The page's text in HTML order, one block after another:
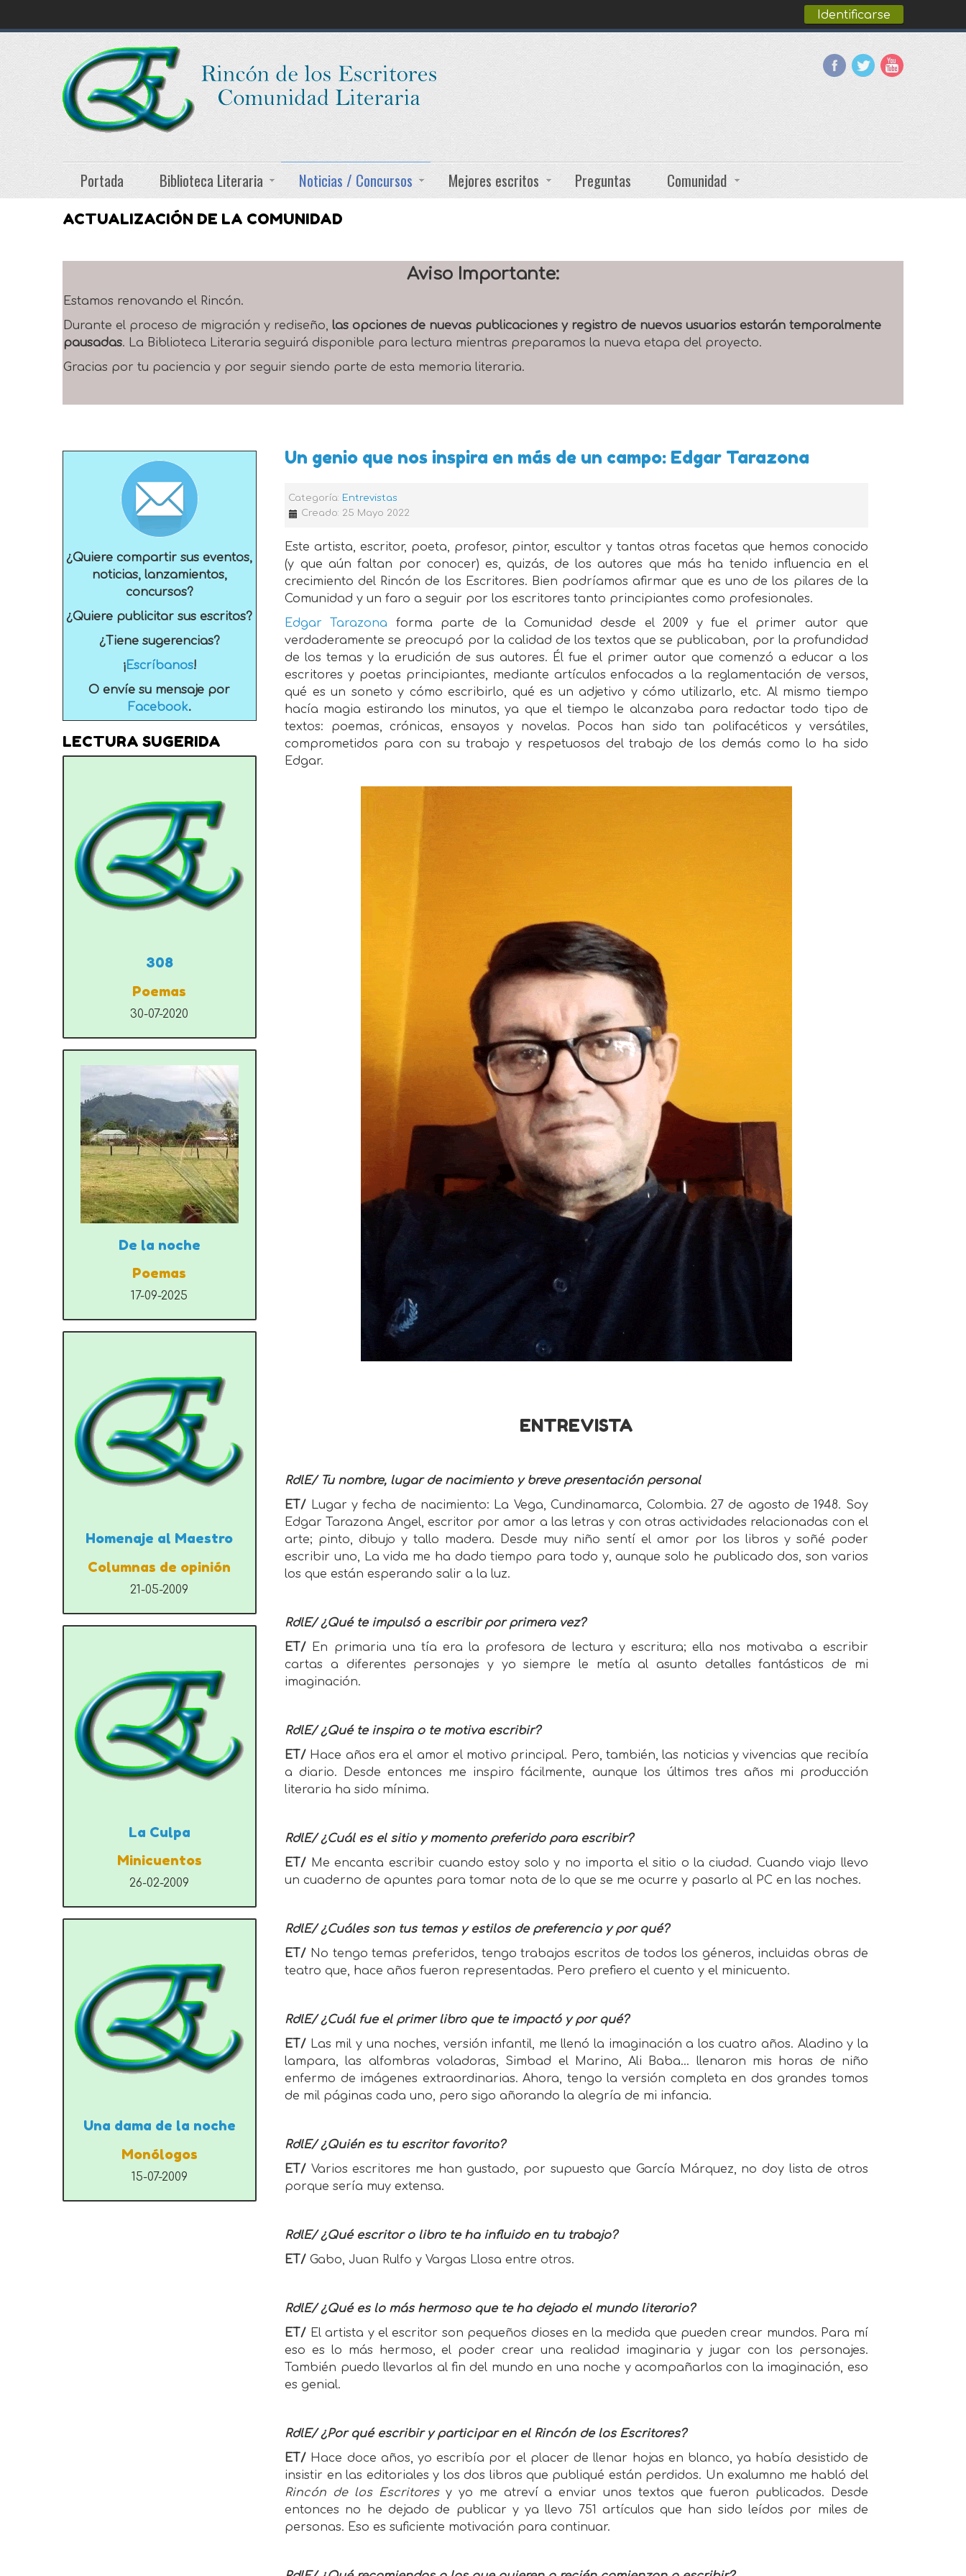
Identificarse
Portada Biblioteca Literaria Noticias / Concursos Mejores escritos Preguntas Comunidad
ACTUALIZACIÓN DE LA COMUNIDAD
Aviso Importante:
Estamos renovando el Rincón.
Durante el proceso de migración y rediseño, las opciones de nuevas publicaciones y registro de nuevos usuarios estarán temporalmente
pausadas. La Biblioteca Literaria seguirá disponible para lectura mientras preparamos la nueva etapa del proyecto.
Gracias por tu paciencia y por seguir siendo parte de esta memoria literaria.
Un genio que nos inspira en más de un campo: Edgar Tarazona
Categoría: Entrevistas
Creado: 25 Mayo 2022
Este artista, escritor, poeta, profesor, pintor, escultor y tantas otras facetas que hemos conocido
(y que aún faltan por conocer) es, quizás, de los autores que más ha tenido influencia en el
crecimiento del Rincón de los Escritores. Bien podríamos afirmar que es uno de los pilares de la
Comunidad y un faro a seguir por los escritores tanto principiantes como profesionales.
Edgar Tarazona forma parte de la Comunidad desde el 2009 y fue el primer autor que
verdaderamente se preocupó por la calidad de los textos que se publicaban, por la profundidad
de los temas y la erudición de sus autores. Él fue el primer autor que comenzó a educar a los
escritores y poetas principiantes, mediante artículos enfocados a la reglamentación de versos,
qué es un soneto y cómo escribirlo, qué es un adjetivo y cómo utilizarlo, etc. Al mismo tiempo
hacía magia estirando los minutos, ya que el tiempo le alcanzaba para redactar todo tipo de
textos: poemas, crónicas, ensayos y novelas. Pocos han sido tan polifacéticos y versátiles,
comprometidos para con su trabajo y respetuosos del trabajo de los demás como lo ha sido
Edgar.
ENTREVISTA
RdlE/ Tu nombre, lugar de nacimiento y breve presentación personal
ET/ Lugar y fecha de nacimiento: La Vega, Cundinamarca, Colombia. 27 de agosto de 1948. Soy
Edgar Tarazona Angel, escritor por amor a las letras y con otras actividades relacionadas con el
arte; pinto, dibujo y tallo madera. Desde muy niño sentí el amor por los libros y soñé poder
escribir uno, La vida me ha dado tiempo para todo y, aunque solo he publicado dos, son varios
los que están esperando salir a la luz.
RdlE/ ¿Qué te impulsó a escribir por primera vez?
ET/
En primaria una tía era la profesora de lectura y escritura; ella nos motivaba a escribir
cartas a diferentes personajes y yo siempre le metía al asunto detalles fantásticos de mi
imaginación.
RdlE/ ¿Qué te inspira o te motiva escribir?
ET/ Hace años era el amor el motivo principal. Pero, también, las noticias y vivencias que recibía
a diario. Desde entonces me inspiro fácilmente, aunque los últimos tres años mi producción
literaria ha sido mínima.
RdlE/ ¿Cuál es el sitio y momento preferido para escribir?
ET/ Me encanta escribir cuando estoy solo y no importa el sitio o la ciudad. Cuando viajo llevo
un cuaderno de apuntes para tomar nota de lo que se me ocurre y pasarlo al PC en las noches.
RdlE/ ¿Cuáles son tus temas y estilos de preferencia y por qué?
ET/ No tengo temas preferidos, tengo trabajos escritos de todos los géneros, incluidas obras de
teatro que, hace años fueron representadas. Pero prefiero el cuento y el minicuento.
RdlE/ ¿Cuál fue el primer libro que te impactó y por qué?
ET/ Las mil y una noches, versión infantil, me llenó la imaginación a los cuatro años. Aladino y la
lampara, las alfombras voladoras, Simbad el Marino, Ali Baba… llenaron mis horas de niño
enfermo de imágenes extraordinarias. Ahora, tengo la versión completa en dos grandes tomos
de mil páginas cada uno, pero sigo añorando la alegría de mi infancia.
RdlE/ ¿Quién es tu escritor favorito?
ET/ Varios escritores me han gustado, por supuesto que García Márquez, no doy lista de otros
porque sería muy extensa.
RdlE/ ¿Qué escritor o libro te ha influido en tu trabajo?
ET/Gabo, Juan Rulfo y Vargas Llosa entre otros.
RdlE/ ¿Qué es lo más hermoso que te ha dejado el mundo literario?
ET/ El artista y el escritor son pequeños dioses en la medida que pueden crear mundos. Para mí
eso es lo más hermoso, el poder crear una realidad imaginaria y jugar con los personajes.
También puedo llevarlos al fin del mundo en una noche y acompañarlos con la imaginación, eso
es genial.
RdlE/ ¿Por qué escribir y participar en el Rincón de los Escritores?
ET/ Hace doce años, yo escribía por el placer de llenar hojas en blanco, ya había desistido de
insistir en las editoriales y los dos libros que publiqué están perdidos. Un exalumno me habló del
Rincón de los Escritoresy yo me atreví a enviar unos textos que fueron publicados. Desde
entonces no he dejado de publicar y ya llevo 751 artículos que han sido leídos por miles de
personas. Eso es suficiente motivación para continuar.
¿Quiere compartir sus eventos,
noticias, lanzamientos,
concursos?
¿Quiere publicitar sus escritos?
¿Tiene sugerencias?
¡Escríbanos!
O envíe su mensaje por
Facebook.
LECTURA SUGERIDA
308
Poemas
30-07-2020
De la noche
Poemas
17-09-2025
Homenaje al Maestro
Columnas de opinión
21-05-2009
La Culpa
Minicuentos
26-02-2009
Una dama de la noche
Monólogos
15-07-2009